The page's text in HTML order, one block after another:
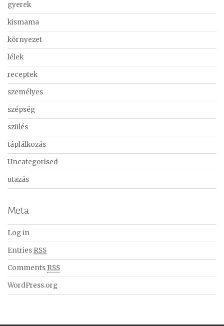
gyerek
kismama
környezet
lélek
receptek
személyes
szépség
szülés
táplálkozás
Uncategorised
utazás
Meta
Log in
Entries RSS
Comments RSS
WordPress.org